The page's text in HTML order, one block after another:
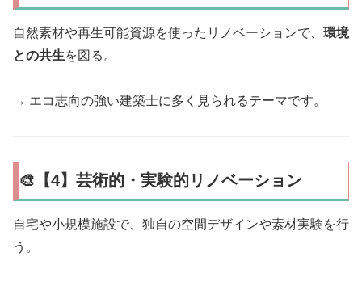
自然素材や再生可能資源を使ったリノベーションで、 環境
との共生を図る。
→ エコ志向の強い建築士に多く見られるテーマです。
🎨【4】芸術的・実験的リノベーション
自宅や小規模施設で、独自の空間デザインや素材実験を行
う。